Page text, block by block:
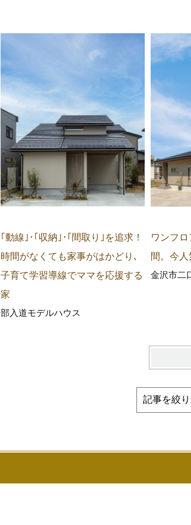
｢動線｣･｢収納｣･｢間取り｣を追求！
時間がなくても家事がはかどり､
子育て学習導線でママを応援する
家
部入道モデルハウス
ワンフ
間。今人
金沢市二